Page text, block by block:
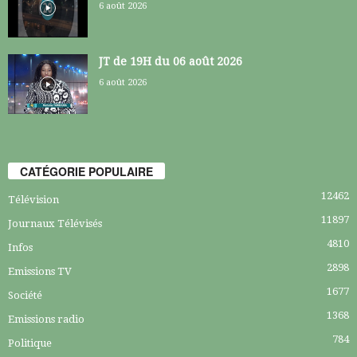
6 août 2026
JT de 19H du 06 août 2026
6 août 2026
CATÉGORIE POPULAIRE
Télévision 12462
Journaux Télévisés 11897
Infos 4810
Emissions TV 2898
Société 1677
Emissions radio 1368
Politique 784